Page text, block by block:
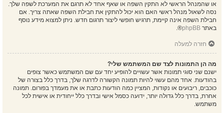
או שהמנהל הראשי לא התקין השפה או שאף אחד לא תרגם את המערכת לשפה שלך.
נסה לשאול מנהל ראשי האם הוא יכול להתקין את חבילת השפה שאתה צריך. אם
חבילת השפה אינה קיימת, תרגיש חופשי ליצור תרגום חדש. ניתן למצוא מידע נוסף
באתר phpBB
®.
חזרה למעלה
מה הן התמונות לצד שם המשתמש שלי?
ישנם שני סוגי תמונות אשר עשויים להופיע יחד עם שם המשתמש כאשר צופים
בהודעות. אחד מהם עשוי להיות תמונה הקשורה לדרגה שלך, בדרך כלל בצורה של
כוכבים, ריבועים או נקודות, המציין כמה הודעות כתבת או את מעמדך בפורום. תמונה
אחרת, בדרך כלל גדולה יותר, ידועה כסמל אישי ובדרך כלל ייחודית או אישית לכל
משתמש.